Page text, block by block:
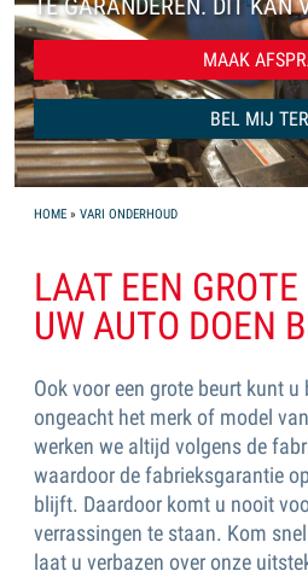
TE GARANDEREN. DIT KAN
MAAK
Dit veld s.v.p. niet invullen
BEL MIJ
YOU ARE HERE
HOME » VARI ONDERHOUD
LAAT EEN
UW AUTO DOEN
Ook voor een grote beurt kunt u
ongeacht het merk of model
werken we altijd volgens de
waardoor de fabrieksgarantie
blijft. Daardoor komt u nooit
verrassingen te staan. Kom
laat u verbazen over onze